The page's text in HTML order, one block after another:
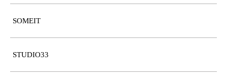
SOMEIT
STUDIO33